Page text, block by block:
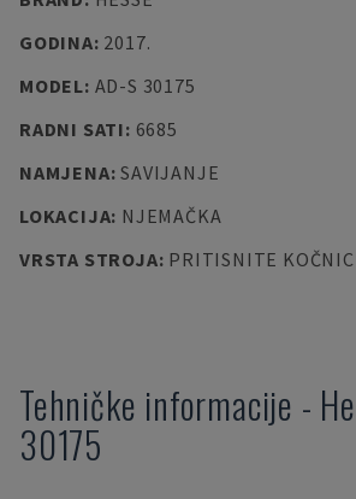
GODINA: 2017.
MODEL: AD-S 30175
RADNI SATI: 6685
NAMJENA:SAVIJANJE
LOKACIJA: NJEMAČKA
VRSTA STROJA: PRITISNITE
Tehničke informacije -
30175